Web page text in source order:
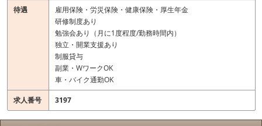
待遇
雇用保険・労災保険・健康保険・厚生年金
研修制度あり
勉強会あり（月に1度程度/勤務時間内）
独立・開業支援あり
制服貸与
副業・WワークOK
車・バイク通勤OK
求人番号 3197